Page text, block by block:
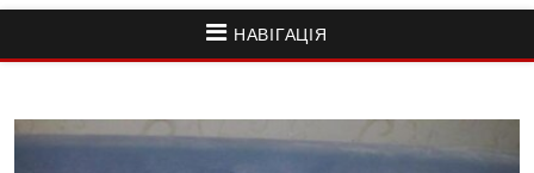
НАВІГАЦІЯ